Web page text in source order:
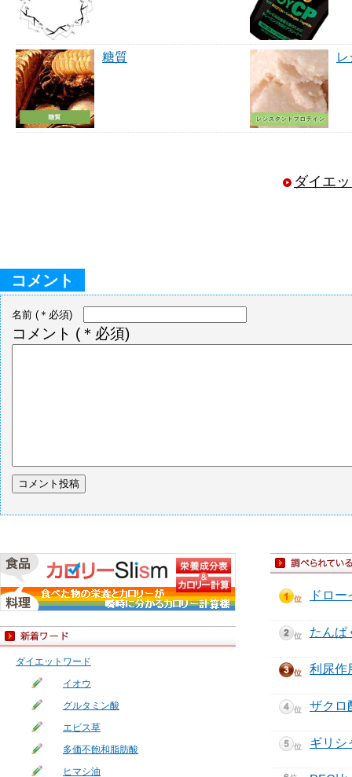
糖質
ダイエ
コメント
名前 (＊必須)
コメント (＊必須)
ダイエットワード
イオウ
グルタミン酸
エビス草
多価不飽和脂肪酸
ヒマシ油
ドロー
たんぱ
利尿作
ザクロ
ギリシ